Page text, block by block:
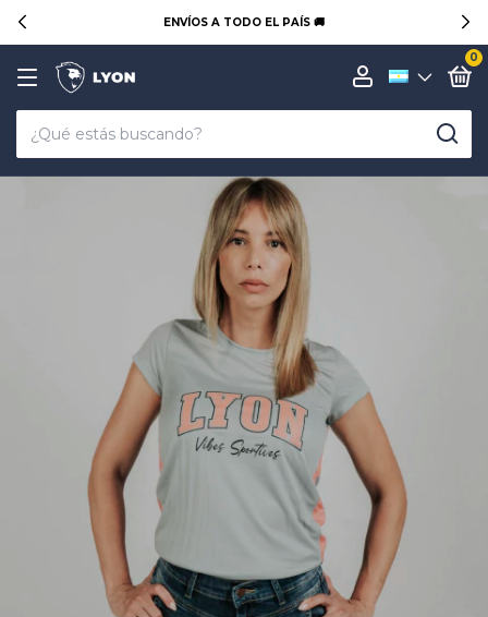
ENVÍOS A TODO EL PAÍS 🚚
0